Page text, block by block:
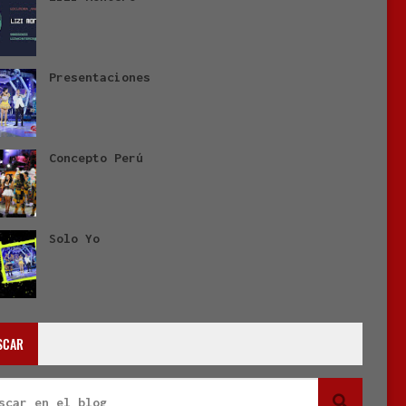
Presentaciones
Concepto Perú
Solo Yo